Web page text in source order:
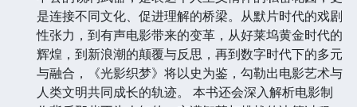
是连接不同文化、促进理解的桥梁。从默片时代的戏剧
性张力，到有声电影带来的变革，从好莱坞黄金时代的
辉煌，到新浪潮的颠覆与反思，再到数字时代下的多元
与融合，《光影织梦》将以史为鉴，勾勒出电影艺术与
人类文明共同成长的轨迹。 本书还会深入解析电影制